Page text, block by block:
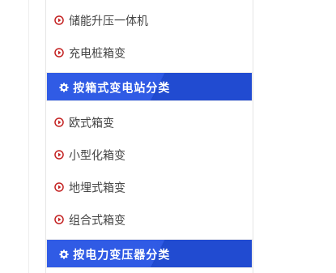
储能升压一体机
充电桩箱变
按箱式变电站分类
欧式箱变
小型化箱变
地埋式箱变
组合式箱变
按电力变压器分类